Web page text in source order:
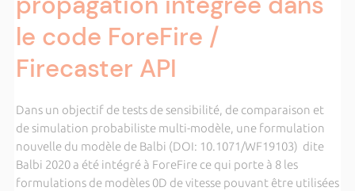
le code ForeFire /
Firecaster API
Dans un objectif de tests de sensibilité, de comparaison et
de simulation probabiliste multi-modèle, une formulation
nouvelle du modèle de Balbi (DOI: 10.1071/WF19103) dite
Balbi 2020 a été intégré à ForeFire ce qui porte à 8 les
formulations de modèles 0D de vitesse pouvant être utilisées